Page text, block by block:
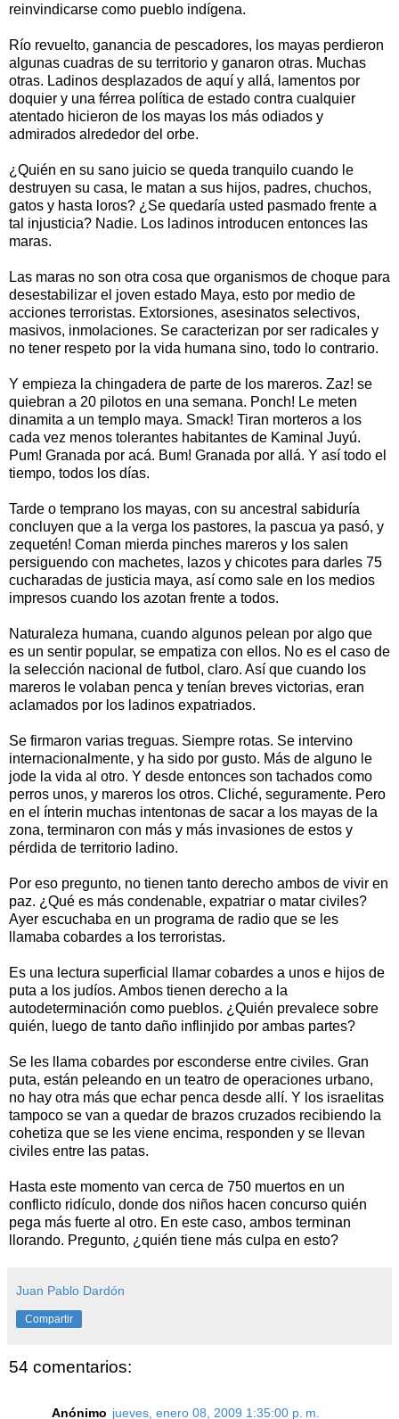
reinvindicarse como pueblo indígena.
Río revuelto, ganancia de pescadores, los mayas perdieron
algunas cuadras de su territorio y ganaron otras. Muchas
otras. Ladinos desplazados de aquí y allá, lamentos por
doquier y una férrea política de estado contra cualquier
atentado hicieron de los mayas los más odiados y
admirados alrededor del orbe.
¿Quién en su sano juicio se queda tranquilo cuando le
destruyen su casa, le matan a sus hijos, padres, chuchos,
gatos y hasta loros? ¿Se quedaría usted pasmado frente a
tal injusticia? Nadie. Los ladinos introducen entonces las
maras.
Las maras no son otra cosa que organismos de choque para
desestabilizar el joven estado Maya, esto por medio de
acciones terroristas. Extorsiones, asesinatos selectivos,
masivos, inmolaciones. Se caracterizan por ser radicales y
no tener respeto por la vida humana sino, todo lo contrario.
Y empieza la chingadera de parte de los mareros. Zaz! se
quiebran a 20 pilotos en una semana. Ponch! Le meten
dinamita a un templo maya. Smack! Tiran morteros a los
cada vez menos tolerantes habitantes de Kaminal Juyú.
Pum! Granada por acá. Bum! Granada por allá. Y así todo el
tiempo, todos los días.
Tarde o temprano los mayas, con su ancestral sabiduría
concluyen que a la verga los pastores, la pascua ya pasó, y
zequetén! Coman mierda pinches mareros y los salen
persiguendo con machetes, lazos y chicotes para darles 75
cucharadas de justicia maya, así como sale en los medios
impresos cuando los azotan frente a todos.
Naturaleza humana, cuando algunos pelean por algo que
es un sentir popular, se empatiza con ellos. No es el caso de
la selección nacional de futbol, claro. Así que cuando los
mareros le volaban penca y tenían breves victorias, eran
aclamados por los ladinos expatriados.
Se firmaron varias treguas. Siempre rotas. Se intervino
internacionalmente, y ha sido por gusto. Más de alguno le
jode la vida al otro. Y desde entonces son tachados como
perros unos, y mareros los otros. Cliché, seguramente. Pero
en el ínterin muchas intentonas de sacar a los mayas de la
zona, terminaron con más y más invasiones de estos y
pérdida de territorio ladino.
Por eso pregunto, no tienen tanto derecho ambos de vivir en
paz. ¿Qué es más condenable, expatriar o matar civiles?
Ayer escuchaba en un programa de radio que se les
llamaba cobardes a los terroristas.
Es una lectura superficial llamar cobardes a unos e hijos de
puta a los judíos. Ambos tienen derecho a la
autodeterminación como pueblos. ¿Quién prevalece sobre
quién, luego de tanto daño inflinjido por ambas partes?
Se les llama cobardes por esconderse entre civiles. Gran
puta, están peleando en un teatro de operaciones urbano,
no hay otra más que echar penca desde allí. Y los israelitas
tampoco se van a quedar de brazos cruzados recibiendo la
cohetiza que se les viene encima, responden y se llevan
civiles entre las patas.
Hasta este momento van cerca de 750 muertos en un
conflicto ridículo, donde dos niños hacen concurso quién
pega más fuerte al otro. En este caso, ambos terminan
llorando. Pregunto, ¿quién tiene más culpa en esto?
Juan Pablo Dardón
Compartir
54 comentarios:
Anónimo jueves, enero 08, 2009 1:35:00 p. m.